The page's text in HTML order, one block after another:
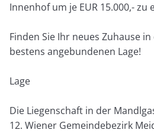
Innenhof um je EUR 15.000,- zu
Finden Sie Ihr neues Zuhause
bestens angebundenen Lage!
Lage
Die Liegenschaft in der
12. Wiener Gemeindebezirk